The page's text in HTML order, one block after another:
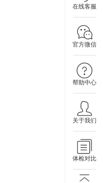
在线客服
官方微信
帮助中心
关于我们
体检对比